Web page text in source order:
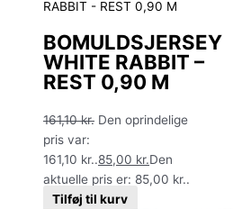
BOMULDSJERSEY
WHITE RABBIT –
REST 0,90 M
161,10kr. Den oprindelige
pris var:
161,10 kr..85,00 kr.Den
aktuelle pris er: 85,00 kr..
Tilføj til kurv